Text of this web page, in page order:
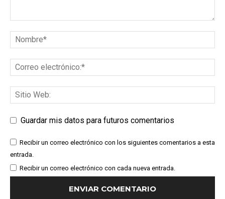
Guardar mis datos para futuros comentarios
Recibir un correo electrónico con los siguientes comentarios a esta
entrada.
Recibir un correo electrónico con cada nueva entrada.